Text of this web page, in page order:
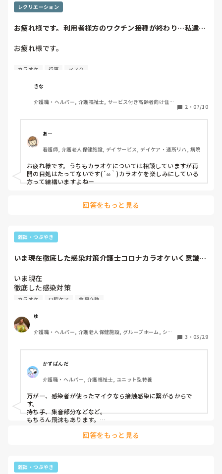
ので、どこの受診科に行けば分からず、同じような病院が職
場近くにあることを知り、職場と病院に電話して行きまし
た。
心電図検査をとったら、風邪でもコロナでもなく、低血圧か
らくる徐脈性不整脈の可能性があるとのこと。（これを言わ
点滴ではなく、採血とお注射で済みました。
後日、一日計測型心電図検査という、お胸にシールを貼っ
て、一日普通に生活して、不整脈や頻脈がないか診るという
「今日、めっちゃ暑いから、絶対休んでちょ」と言われまし
た。
大好きの仕事がゆえに行けないのが辛い。
そう言ってくれたことも嬉しいけど、やっぱり職員の方に申
し訳ないな、利用者の方に申し訳ないなと一人寂しく泣いて
（実は、その日のレクリエーションがカラオケで、一緒に歌
明日、指導者の方になんて言おう。利用者の方になんて返事
を返そう、、、。まだ、心の整理が付きません。
もう、一日終わるのに何考えてるんだろう、、、
レクリエーション
お疲れ様です。利用者様方のワクチン接種が終わり…私達職
お疲れ様です。
利用者様方のワクチン接種が終わり…
やレクがあります。
特に人気のカラオケの再開を楽しみにされている方が多いの
ですが…
同じ様に停止中のイベントなどの再開の予定はありますか？
ウチは私達の接種終了後、距離を保ちマスクをしたままで良
いなら再開しようか…という話が出ています。
カラオケ 行事 マスク
きな
介護職・ヘルパー, 介護福祉士, サービス付き高齢者向け住宅,
2 ・ 07/10
あー
看護師, 介護老人保健施設, デイサービス, デイケア・通所リハ, 病院
お疲れ様です。うちもカラオケについては相談していますが再
開の目処はたってないです(´ω｀)カラオケを楽しみにしている
方って結構いますよねー
回答をもっと見る
雑談・つぶやき
いま現在徹底した感染対策介護士コロナカラオケいく意識低
いま現在
徹底した感染対策
意識低い？？？
休みの日まで行動制限されたくないのが
どこにでもリスクはあるし
カラオケ行かないでくださいて
禁止ってなに
飛沫があるから？？？
そんなことで
カラオケ 口腔ケア 食事介助
ゆ
介護職・ヘルパー, 介護老人保健施設, グループホーム, ショ
3 ・ 05/29
かずぱんだ
介護職・ヘルパー, 介護福祉士, ユニット型特養
万が一、感染者が使ったマイクなら接触感染に繋がるからで
す。
持ち手、集音部分などなど。
もちろん飛沫もあります。
ロナ対応の滅菌がされるのであれば、ほぼリスクは無いと思い
うちの系列でカラオケ行った職員が数名、感染しクラスター報
回答をもっと見る
雑談・つぶやき